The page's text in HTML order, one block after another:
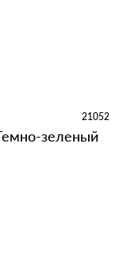
21052
зеленый